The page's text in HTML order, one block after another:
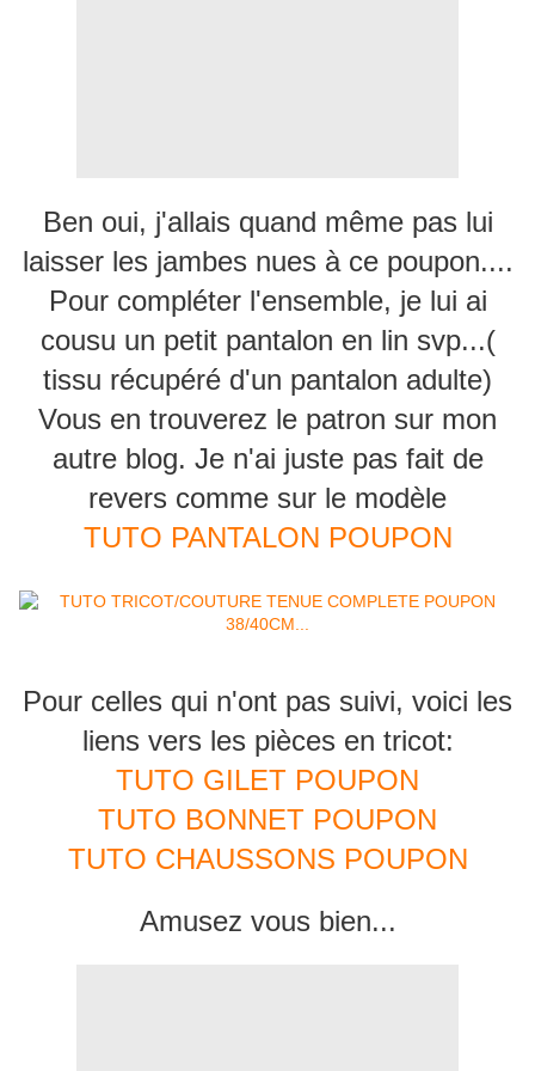
Ben oui, j'allais quand même pas lui
laisser les jambes nues à ce poupon....
Pour compléter l'ensemble, je lui ai
cousu un petit pantalon en lin svp...(
tissu récupéré d'un pantalon adulte)
Vous en trouverez le patron sur mon
autre blog. Je n'ai juste pas fait de
revers comme sur le modèle
TUTO PANTALON POUPON
Pour celles qui n'ont pas suivi, voici les
liens vers les pièces en tricot:
TUTO GILET POUPON
TUTO BONNET POUPON
TUTO CHAUSSONS POUPON
Amusez vous bien...